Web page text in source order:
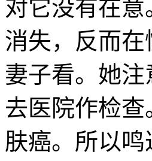
对它没有在
消失，反而
妻子看。她
去医院作检
肤癌。所以